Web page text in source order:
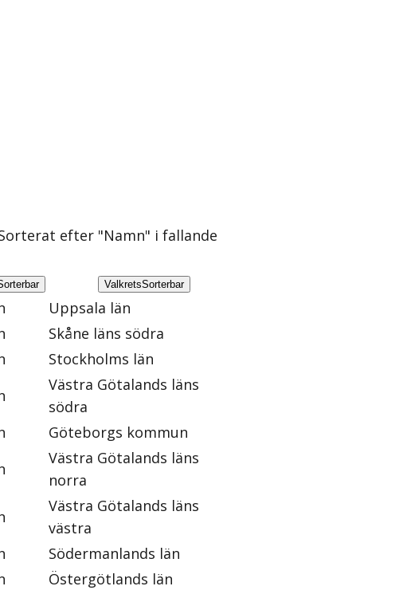
efter "Namn" i fallande
ValkretsSorterbar
Uppsala län
Skåne läns södra
Stockholms län
Västra Götalands läns
södra
Göteborgs kommun
Västra Götalands läns
norra
Västra Götalands läns
västra
Södermanlands län
Östergötlands län